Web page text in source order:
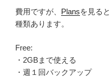
費用ですが、 Plansを見る
種類あります。
Free:
・2GBまで使える
・週１回バックアップ